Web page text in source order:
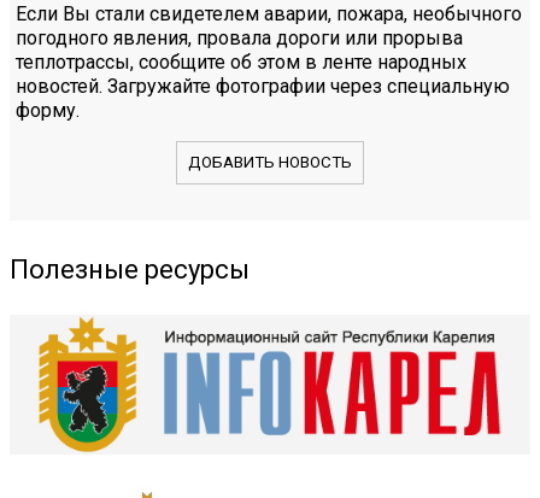
Если Вы стали свидетелем аварии, пожара, необычного
погодного явления, провала дороги или прорыва
теплотрассы, сообщите об этом в ленте народных
новостей. Загружайте фотографии через специальную
форму.
ДОБАВИТЬ НОВОСТЬ
Полезные ресурсы